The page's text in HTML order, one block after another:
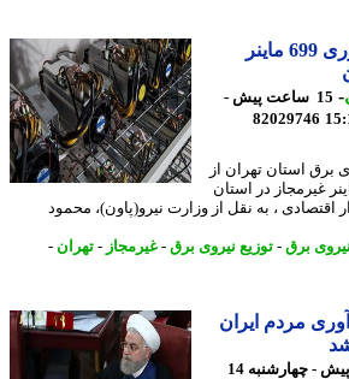
شناسایی و جمع آوری 699 ماینر
15 ساعت پیش -
82029746
تهران از
آوری 699 ماینر غیرمجاز در استان
، به نقل از وزارت نیرو(پاون)، ️محمود
برق - توزیع نیروی برق - غیرمجاز-تهران-
مردم ایران
16 ساعت پیش - چهارشنبه 14